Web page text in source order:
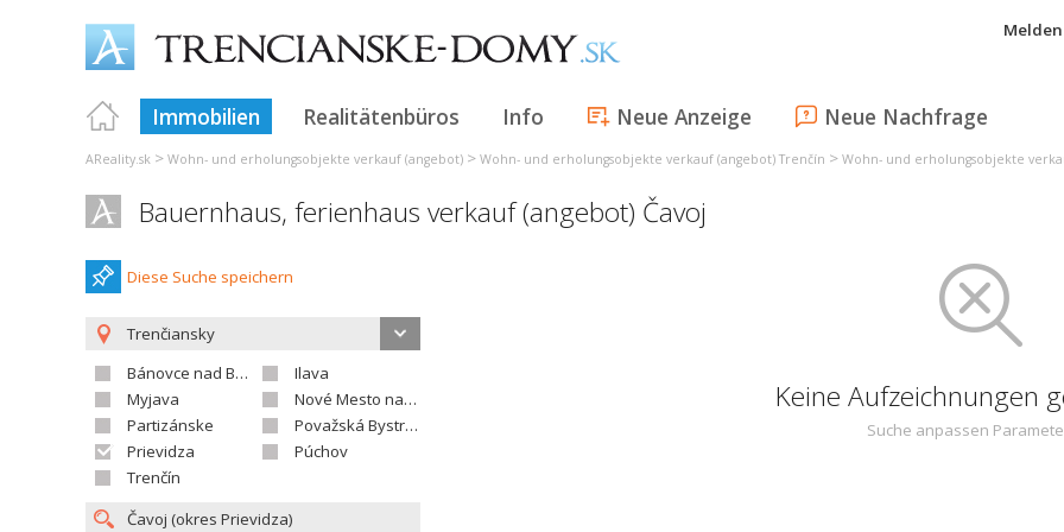
Immobilien Realitätenbüros Info Neue Anzeige Neue Nachfrage
AReality.sk > Wohn- und erholungsobjekte verkauf (angebot) > Wohn- und erholungsobjekte verkauf (angebot) Trenčín > Wohn- und erholungsobjekte
Bauernhaus, ferienhaus verkauf (angebot) Čavoj
Diese Suche speichern
Trenčiansky
Bánovce nad Bebravou
Ilava
Myjava
Nové Mesto nad Váhom
Partizánske
Považská Bystrica
Prievidza
Púchov
Trenčín
Keine Aufzeichnungen
Suche anpassen